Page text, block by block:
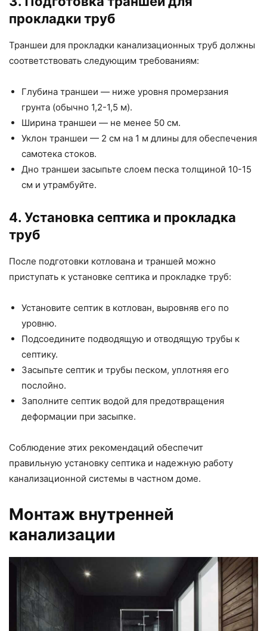
прокладки труб
Траншеи для прокладки канализационных труб должны
соответствовать следующим требованиям:
Глубина траншеи — ниже уровня промерзания
грунта (обычно 1,2-1,5 м).
Ширина траншеи — не менее 50 см.
Уклон траншеи — 2 см на 1 м длины для обеспечения
самотека стоков.
Дно траншеи засыпьте слоем песка толщиной 10-15
см и утрамбуйте.
4. Установка септика и прокладка
труб
После подготовки котлована и траншей можно
приступать к установке септика и прокладке труб:
Установите септик в котлован, выровняв его по
уровню.
Подсоедините подводящую и отводящую трубы к
септику.
Засыпьте септик и трубы песком, уплотняя его
послойно.
Заполните септик водой для предотвращения
деформации при засыпке.
Соблюдение этих рекомендаций обеспечит
правильную установку септика и надежную работу
канализационной системы в частном доме.
Монтаж внутренней
канализации